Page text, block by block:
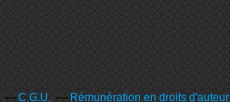
C.G.U. Rémunération en droits d'auteur